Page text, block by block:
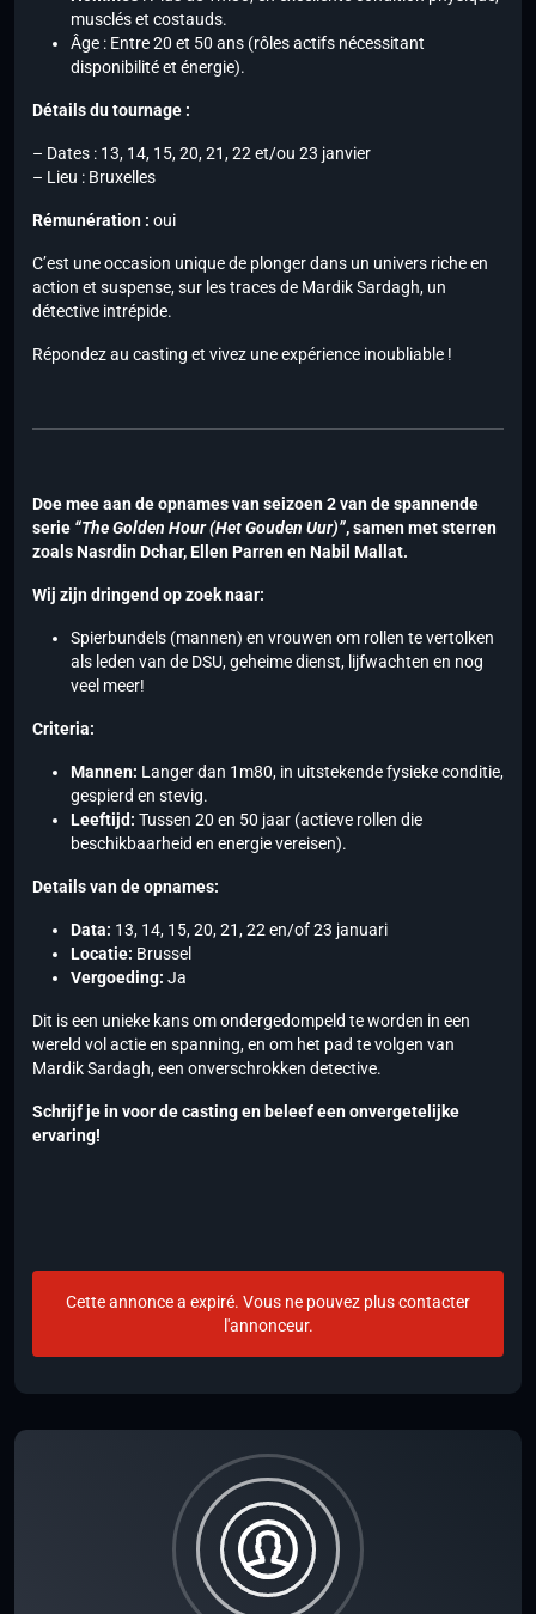
musclés et costauds.
Âge : Entre 20 et 50 ans (rôles actifs nécessitant
disponibilité et énergie).
Détails du tournage :
– Dates : 13, 14, 15, 20, 21, 22 et/ou 23 janvier
– Lieu : Bruxelles
Rémunération : oui
C’est une occasion unique de plonger dans un univers riche en
action et suspense, sur les traces de Mardik Sardagh, un
détective intrépide.
Répondez au casting et vivez une expérience inoubliable !
Doe mee aan de opnames van seizoen 2 van de spannende
serie “The Golden Hour (Het Gouden Uur)”, samen met sterren
zoals Nasrdin Dchar, Ellen Parren en Nabil Mallat.
Wij zijn dringend op zoek naar:
Spierbundels (mannen) en vrouwen om rollen te vertolken
als leden van de DSU, geheime dienst, lijfwachten en nog
veel meer!
Criteria:
Mannen: Langer dan 1m80, in uitstekende fysieke conditie,
gespierd en stevig.
Leeftijd: Tussen 20 en 50 jaar (actieve rollen die
beschikbaarheid en energie vereisen).
Details van de opnames:
Data: 13, 14, 15, 20, 21, 22 en/of 23 januari
Locatie: Brussel
Vergoeding: Ja
Dit is een unieke kans om ondergedompeld te worden in een
wereld vol actie en spanning, en om het pad te volgen van
Mardik Sardagh, een onverschrokken detective.
Schrijf je in voor de casting en beleef een onvergetelijke
ervaring!
Cette annonce a expiré. Vous ne pouvez plus contacter
l'annonceur.